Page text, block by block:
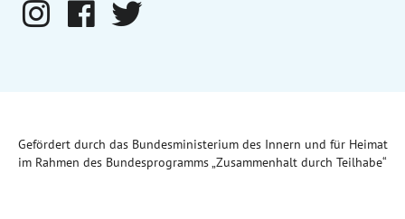
Gefördert durch das Bundesministerium des Innern und für Heimat
im Rahmen des Bundesprogramms „Zusammenhalt durch Teilhabe“